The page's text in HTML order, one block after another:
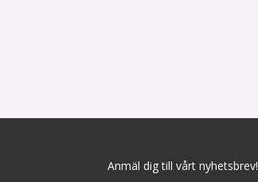
Anmäl dig till vårt nyhetsbrev!